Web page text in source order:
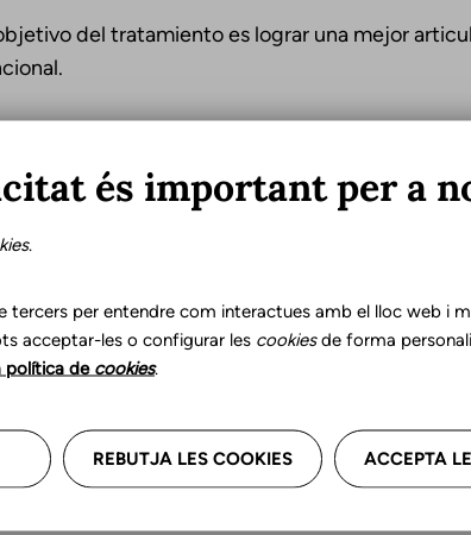
del tratamiento es lograr una mejor
las fortalezas y abordar las
que afectan a la articulación.
Facilitar las actividades y la participación del
los factores contextuales para reducir
y participación exitosas, incluida
transversales de
¿Cómo intervenir?
és important per a
.
tercers per entendre com interactues amb el lloc web i
acceptar-les o configurar les cookiesde forma
política de cookies.
REBUTJA LES COOKIES ACCEPTA